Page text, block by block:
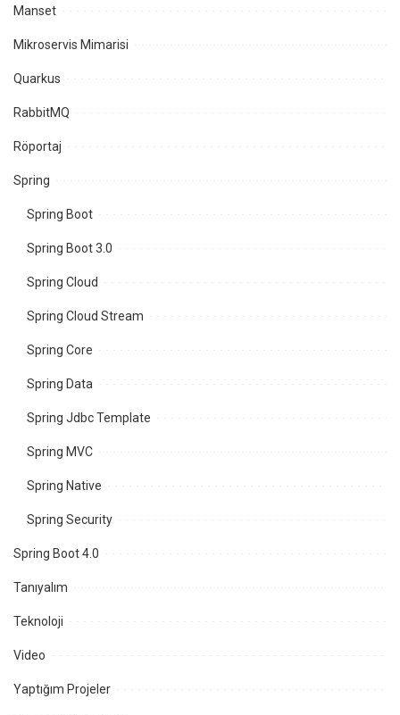
Manset
Mikroservis Mimarisi
Quarkus
RabbitMQ
Röportaj
Spring
Spring Boot
Spring Boot 3.0
Spring Cloud
Spring Cloud Stream
Spring Core
Spring Data
Spring Jdbc Template
Spring MVC
Spring Native
Spring Security
Spring Boot 4.0
Tanıyalım
Teknoloji
Video
Yaptığım Projeler